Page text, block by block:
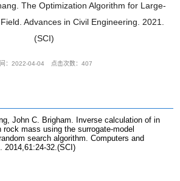
The Optimization Algorithm for Large-
Advances in Civil Engineering. 2021.
(SCI)
：2022-04-04 点击次数：407
John C. Brigham. Inverse calculation of in
mass using the surrogate-model
search algorithm. Computers and
2014,61:24-32.(SCI)